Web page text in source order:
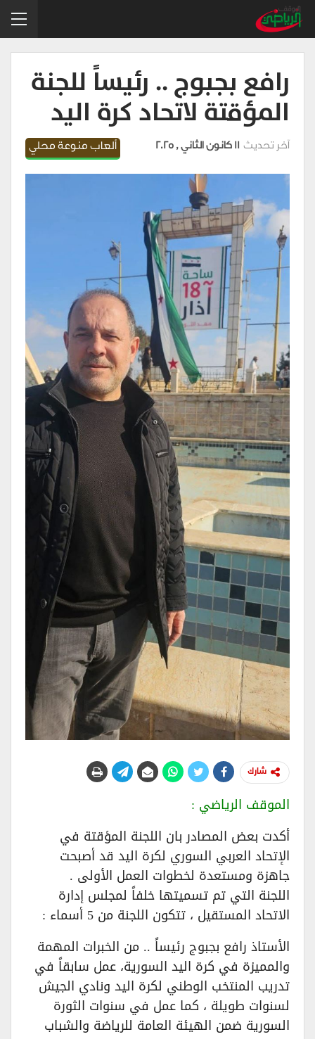
رافع بجبوج .. رئيساً للجنة
المؤقتة لاتحاد كرة اليد
ألعاب منوعة محلي آخر تحديث11 كانون الثاني , 2025
شارك
الموقف الرياضي :
أكدت بعض المصادر بان اللجنة المؤقتة في
الإتحاد العربي السوري لكرة اليد قد أصبحت
جاهزة ومستعدة لخطوات العمل الأولى .
اللجنة التي تم تسميتها خلفاً لمجلس إدارة
الاتحاد المستقيل ، تتكون اللجنة من 5 أسماء :
الأستاذ رافع بجبوج رئيساً .. من الخبرات المهمة
والمميزة في كرة اليد السورية، عمل سابقاً في
تدريب المنتخب الوطني لكرة اليد ونادي الجيش
لسنوات طويلة ، كما عمل في سنوات الثورة
السورية ضمن الهيئة العامة للرياضة والشباب